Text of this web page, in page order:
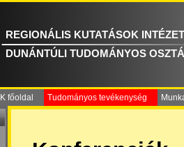
REGIONÁLIS KUTATÁSOK
DUNÁNTÚLI TUDOMÁNYOS
főoldal Tudományos tevékenység